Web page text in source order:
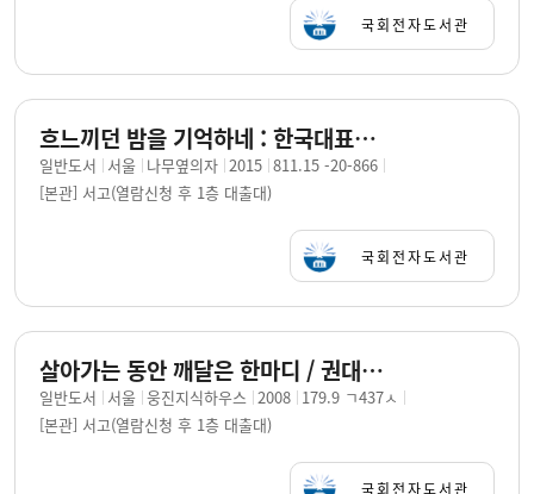
국회전자도서관
흐느끼던 밤을 기억하네 : 한국대표시인 49인의 테마시집·엄마 / 고은, 강은교 외 지음 ; 서숙희 그림
일반도서 서울 나무옆의자 2015 811.15 -20-866
[본관] 서고(열람신청 후 1층 대출대)
국회전자도서관
살아가는 동안 깨달은 한마디 / 권대웅 지음
일반도서 서울 웅진지식하우스 2008 179.9 ㄱ437ㅅ
[본관] 서고(열람신청 후 1층 대출대)
국회전자도서관